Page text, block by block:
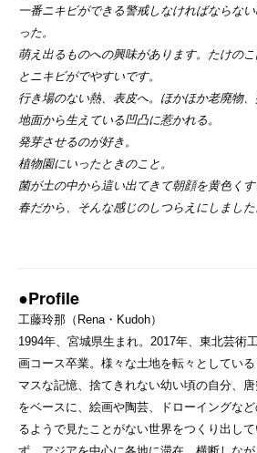
一番ニキビができる警戒しなければならな
った。
萌え出るものへの興味があります。たけの
とニキビがでやすいです。
行き場のない熱、表皮へ。ほかほか老廃物、
地面から生えている凹凸に惹かれる。
発芽させるのが好き。
植物園にいったときのこと。
菌が土の中から這い出てきて朝顔を黄色くす
春だから、そんな感じのしつらえにしました
●Profile
工藤玲那（Rena・Kudoh）
1994年、宮城県生まれ。2017年、東北芸術
画コース卒業。様々な土地を転々としてい
マスな記憶、捨てきれない幼い頃の自分、
をベースに、絵画や陶芸、ドローイングな
るようで見たことがない世界をつくり出し